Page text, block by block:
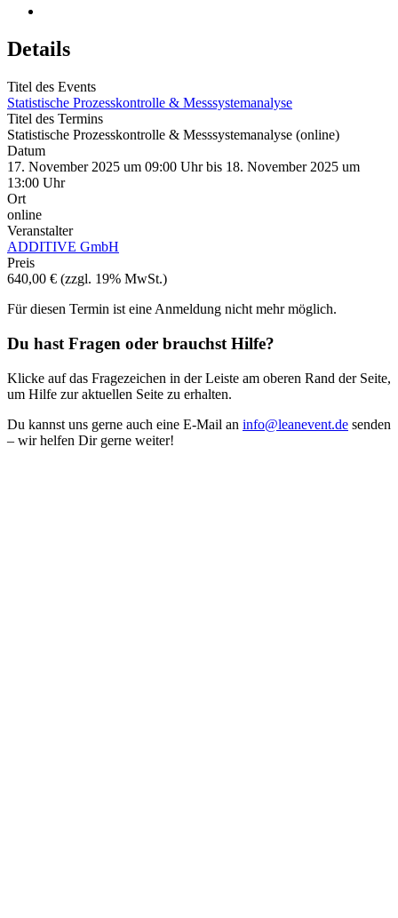
Details
Titel des Events
Statistische Prozesskontrolle & Messsystemanalyse
Titel des Termins
Statistische Prozesskontrolle & Messsystemanalyse (online)
Datum
17. November 2025 um 09:00 Uhr bis 18. November 2025 um
13:00 Uhr
Ort
online
Veranstalter
ADDITIVE GmbH
Preis
640,00 € (zzgl. 19% MwSt.)
Für diesen Termin ist eine Anmeldung nicht mehr möglich.
Du hast Fragen oder brauchst Hilfe?
Klicke auf das Fragezeichen in der Leiste am oberen Rand der Seite,
um Hilfe zur aktuellen Seite zu erhalten.
Du kannst uns gerne auch eine E-Mail an info@leanevent.de senden
– wir helfen Dir gerne weiter!